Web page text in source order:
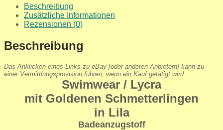
Beschreibung
Zusätzliche Informationen
Rezensionen (0)
Beschreibung
Das Anklicken eines Links zu eBay [oder anderen Anbietern] kann zu
einer Vermittlungsprovision führen, wenn ein Kauf getätigt wird.
Swimwear / Lycra
mit Goldenen Schmetterlingen
in Lila
Badeanzugstoff